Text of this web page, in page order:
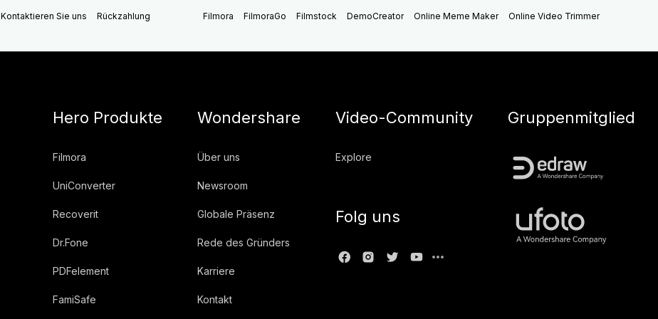
Kontaktieren Sie uns Rückzahlung Filmora FilmoraGo Filmstock DemoCreator Online Meme Maker Online Video Trimmer
Hero Produkte
Filmora
UniConverter
Recoverit
Dr.Fone
PDFelement
FamiSafe
Wondershare
Über uns
Newsroom
Globale Präsenz
Rede des Gründers
Karriere
Kontakt
Video-Community
Explore
Folg uns
Gruppenmitglied